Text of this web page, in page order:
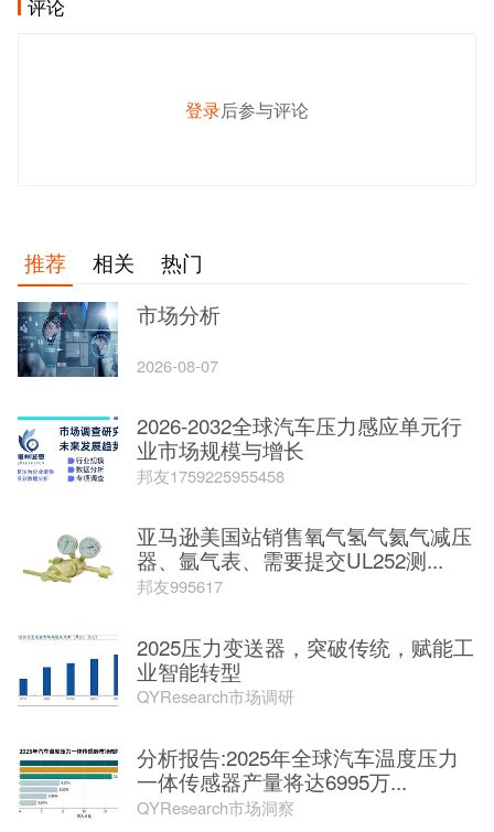
评论
登录后参与评论
推荐 相关
热门
市场分析
2026-08-07
2026-2032全球汽车压力感应单元行
业市场规模与增长
邦友1759225955458
亚马逊美国站销售氧气氢气氦气减压
器、氩气表、需要提交UL252测...
邦友995617
2025压力变送器，突破传统，赋能工
业智能转型
QYResearch市场调研
分析报告:2025年全球汽车温度压力
一体传感器产量将达6995万...
QYResearch市场洞察